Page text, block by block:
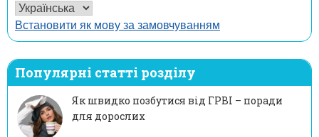
Встановити як мову за замовчуванням
Популярні статті розділу
Як швидко позбутися від ГРВІ – поради
для дорослих